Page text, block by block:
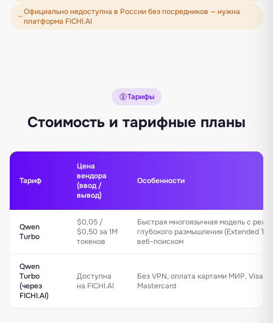
Официально недоступна в России без посредников — нужна
платформа FICHI.AI
Тарифы
Стоимость и тарифные планы
Тариф
Цена
вендора
(ввод /
вывод)
Особенности
Qwen
Turbo
$0,05 /
$0,50 за 1M
токенов
Быстрая многоязычная модель с
глубокого размышления (Extended
веб-поиском
Qwen
Turbo
(через
FICHI.AI)
Доступна
на FICHI.AI
Без VPN, оплата картами МИР, Visa,
Mastercard